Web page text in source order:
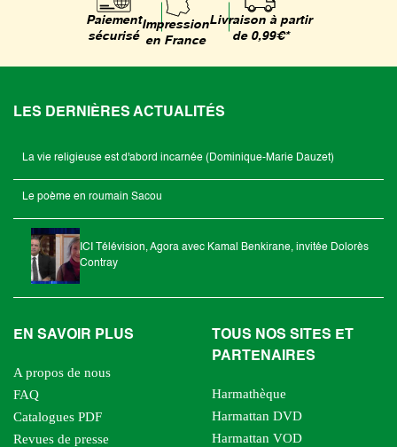
Paiement
sécurisé
Impression
en France
Livraison à partir
de 0,99€*
LES DERNIÈRES ACTUALITÉS
La vie religieuse est d'abord incarnée (Dominique-Marie Dauzet)
Le poème en roumain Sacou
ICI Télévision, Agora avec Kamal Benkirane, invitée Dolorès
Contray
EN SAVOIR PLUS
A propos de nous
FAQ
Catalogues PDF
Revues de presse
TOUS NOS SITES ET
PARTENAIRES
Harmathèque
Harmattan DVD
Harmattan VOD